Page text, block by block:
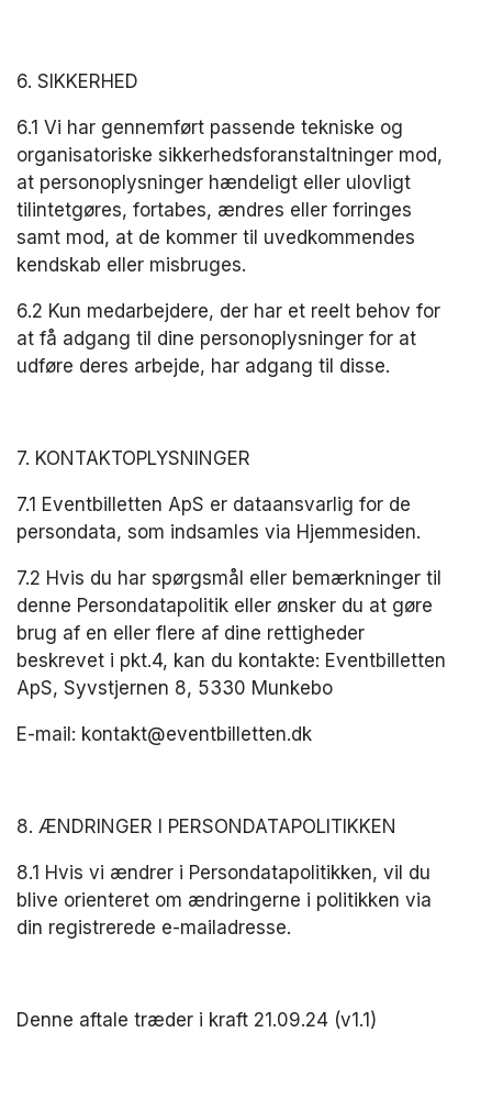
6. SIKKERHED
6.1 Vi har gennemført passende tekniske og
organisatoriske sikkerhedsforanstaltninger mod,
at personoplysninger hændeligt eller ulovligt
tilintetgøres, fortabes, ændres eller forringes
samt mod, at de kommer til uvedkommendes
kendskab eller misbruges.
6.2 Kun medarbejdere, der har et reelt behov for
at få adgang til dine personoplysninger for at
udføre deres arbejde, har adgang til disse.
7. KONTAKTOPLYSNINGER
7.1 Eventbilletten ApS er dataansvarlig for de
persondata, som indsamles via Hjemmesiden.
7.2 Hvis du har spørgsmål eller bemærkninger til
denne Persondatapolitik eller ønsker du at gøre
brug af en eller flere af dine rettigheder
beskrevet i pkt.4, kan du kontakte: Eventbilletten
ApS, Syvstjernen 8, 5330 Munkebo
E-mail: kontakt@eventbilletten.dk
​8. ÆNDRINGER I PERSONDATAPOLITIKKEN
8.1 Hvis vi ændrer i Persondatapolitikken, vil du
blive orienteret om ændringerne i politikken via
din registrerede e-mailadresse.
Denne aftale træder i kraft 21.09.24 (v1.1)